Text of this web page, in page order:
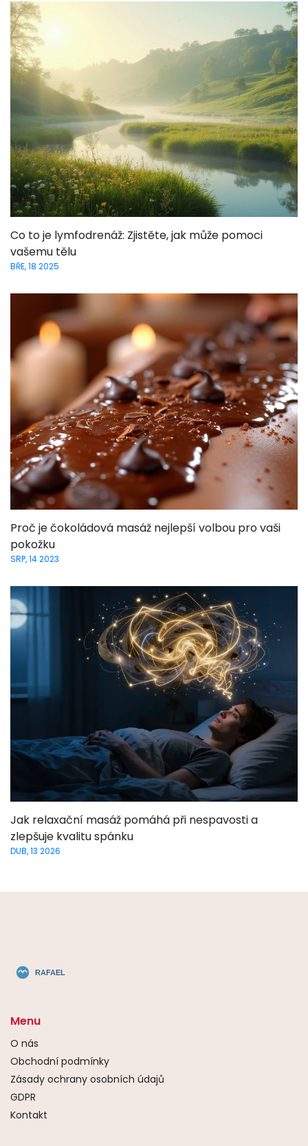
Co to je lymfodrenáž: Zjistěte, jak může pomoci
vašemu tělu
BŘE, 18 2025
Proč je čokoládová masáž nejlepší volbou pro vaši
pokožku
SRP, 14 2023
Jak relaxační masáž pomáhá při nespavosti a
zlepšuje kvalitu spánku
DUB, 13 2026
Menu
O nás
Obchodní podmínky
Zásady ochrany osobních údajů
GDPR
Kontakt